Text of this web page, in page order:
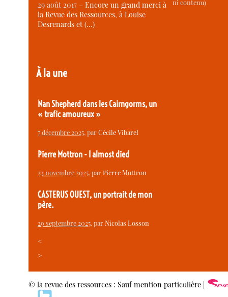
29 août 2017 –Encore un grand merci à
la Revue des Ressources, à Louise
Desrenards et (…)
À la une
Nan Shepherd dans les Cairngorms, un
« trafic amoureux »
7 décembre 2025, parCécile Vibarel
Pierre Mottron - I almost died
23 novembre 2025, parPierre Mottron
CASTERUS OUEST, un portrait de mon
père.
29 septembre 2025, parNicolas Losson
<
>
ni contenu)
© la revue des ressources : Sauf mention particulière |